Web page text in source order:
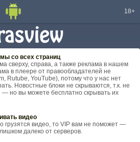
18+
со всех страниц
сверху, справа, а также реклама в нашем
в плеере от правообладателей не
Rutube, YouTube), потому что у нас нет
Новостные блоки не скрываются, т.к. не
— но вы можете бесплатно скрывать их
видео
грузятся видео, то VIP вам не поможет —
далеко от серверов.